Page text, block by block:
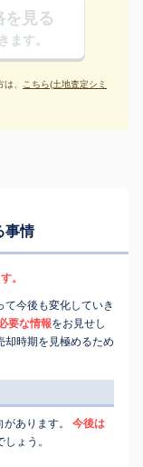
を見る
ます。
、 こちら(土地査定シミ
事情
。
今後も変化していき
要な情報をお見せし
却時期を見極めるため
あります。
今後は
しょう。